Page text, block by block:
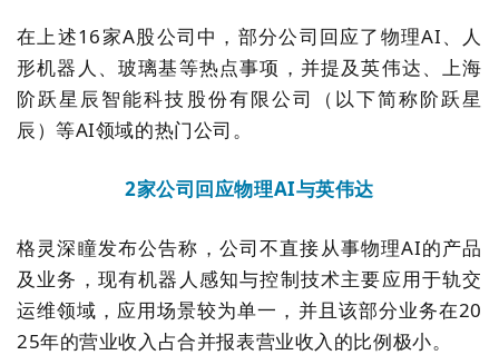
在上述16家A股公司中，部分公司回应了物理AI、人
形机器人、玻璃基等热点事项，并提及英伟达、上海
阶跃星辰智能科技股份有限公司（以下简称阶跃星
辰）等AI领域的热门公司。
2家公司回应物理AI与英伟达
格灵深瞳发布公告称，公司不直接从事物理AI的产品
及业务，现有机器人感知与控制技术主要应用于轨交
运维领域，应用场景较为单一，并且该部分业务在20
25年的营业收入占合并报表营业收入的比例极小。